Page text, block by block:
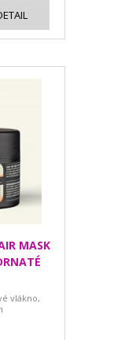
MASK
vlákno,